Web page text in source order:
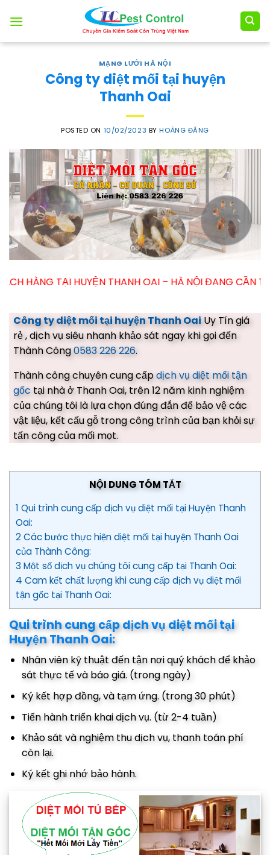
MẠNG LƯỚI HÀ NỘI
Công ty diệt mối tại huyện
Thanh Oai
POSTED ON 10/02/2023 BYHOÀNG ĐĂNG
HUYỆN THANH OAI – HÀ NỘI ĐANG CẦN TƯ VẤN DỊCH
Công ty diệt mối tại huyện Thanh OaiUy Tín giá
rẻ , dịch vụ siêu nhanh khảo sát ngay khi gọi đến
Thành Công0583 226 226.
Thành công chuyên cung cấpdịch vụ diệt mối tận
gốc tại nhà ở Thanh Oai, trên 12 năm kinh nghiệm
của chúng tôi là lựa chọn đúng đắn để bảo vệ các
vật liệu, kết cấu gỗ trong công trình của bạn khỏi sự
tấn công của mối mọt.
NỘI DUNG TÓM TẮT
1 Qui trình cung cấp dịch vụ diệt mối tại Huyện Thanh
Oai:
2 Các bước thực hiện diệt mối tại huyện Thanh Oai
của Thành Công:
3 Một số dịch vụ chúng tôi cung cấp tại Thanh Oai:
4 Cam kết chất lượng khi cung cấp dịch vụ diệt mối
tận gốc tại Thanh Oai:
Qui trình cung cấp dịch vụ diệt mối tại
Huyện Thanh Oai:
Nhân viên kỹ thuật đến tận nơi quý khách để khảo
sát thực tế và báo giá. (trong ngày)
Ký kết hợp đồng, và tạm ứng. (trong 30 phút)
Tiến hành triển khai dịch vụ. (từ 2-4 tuần)
Khảo sát và nghiệm thu dịch vụ, thanh toán phí
còn lại.
Ký kết ghi nhớ bảo hành.